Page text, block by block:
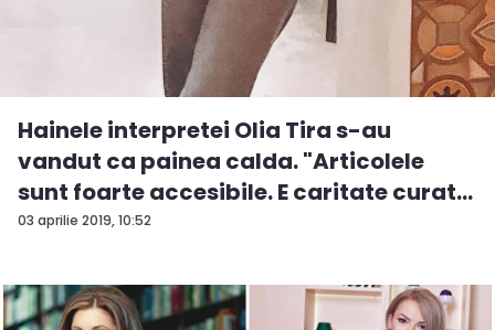
03 aprilie 2019, 10:52
Hainele interpretei Olia Tira s-au
vandut ca painea calda. "Articolele
sunt foarte accesibile. E caritate curat...